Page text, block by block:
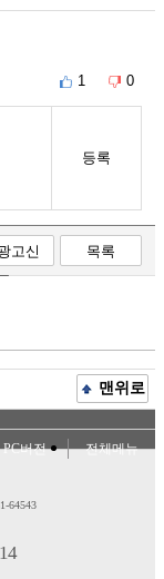
1 0
등록
고신
목록
맨위로
PC버전 전체메뉴
64543